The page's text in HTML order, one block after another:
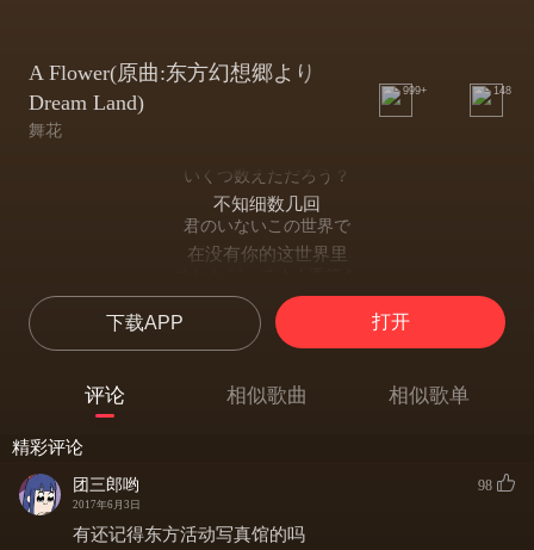
A Flower(原曲:东方幻想郷より
Dream Land)
舞花
999+ 148
いくつ数えただろう？
不知细数几回
君のいないこの世界で
在没有你的这世界里
在那逐渐流转的季节中
涙こらえ…
强忍住泪水
一场降落而下的泪雨
やさしさをはこぶ
下载APP 打开
评论 相似歌曲 相似歌单
精彩评论
团三郎哟
2017年6月3日
98
有还记得东方活动写真馆的吗